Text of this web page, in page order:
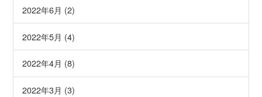
2022年6月 (2)
2022年5月 (4)
2022年4月 (8)
2022年3月 (3)